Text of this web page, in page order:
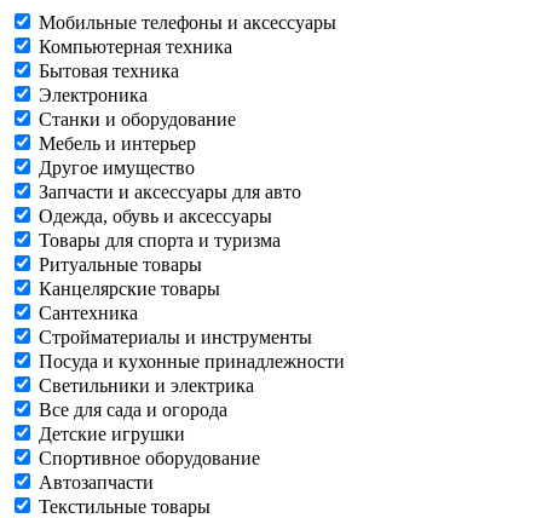
Мобильные телефоны и аксессуары
Компьютерная техника
Бытовая техника
Электроника
Станки и оборудование
Мебель и интерьер
Другое имущество
Запчасти и аксессуары для авто
Одежда, обувь и аксессуары
Товары для спорта и туризма
Ритуальные товары
Канцелярские товары
Сантехника
Стройматериалы и инструменты
Посуда и кухонные принадлежности
Светильники и электрика
Все для сада и огорода
Детские игрушки
Спортивное оборудование
Автозапчасти
Текстильные товары